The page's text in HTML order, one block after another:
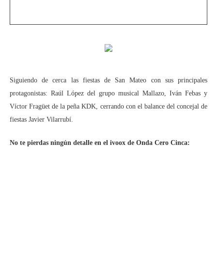
Siguiendo de cerca las fiestas de San Mateo con sus principales
protagonistas: Raúl López del grupo musical Mallazo, Iván Febas y
Víctor Fragüet de la peña KDK, cerrando con el balance del concejal de
fiestas Javier Vilarrubí.
No te pierdas ningún detalle en el ivoox de Onda Cero Cinca: